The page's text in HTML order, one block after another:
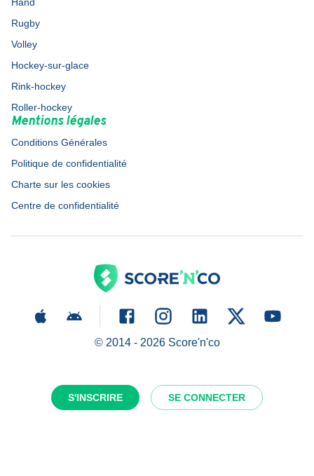
S'INSCRIRE SE CONNECTER
Rugby
Volley
Hockey-sur-glace
Rink-hockey
Roller-hockey
Mentions légales
Conditions Générales
Politique de confidentialité
Charte sur les cookies
Centre de confidentialité
© 2014 - 2026Score'n'co